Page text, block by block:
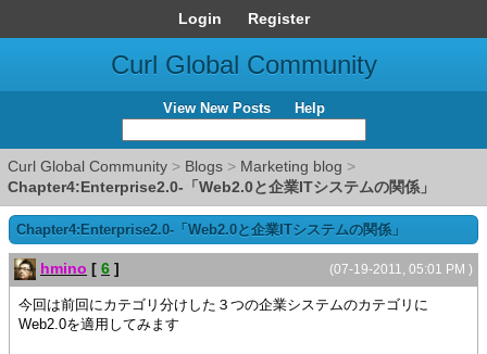
Login Register
Curl Global Community
View New Posts Help
Curl Global Community > Blogs > Marketing blog >
Chapter4:Enterprise2.0-「Web2.0と企業ITシステムの関係」
Chapter4:Enterprise2.0-「Web2.0と企業ITシステムの関係」
(07-19-2011, 05:01 PM )
hmino [ 6 ]
今回は前回にカテゴリ分けした３つの企業システムのカテゴリに
Web2.0を適用してみます